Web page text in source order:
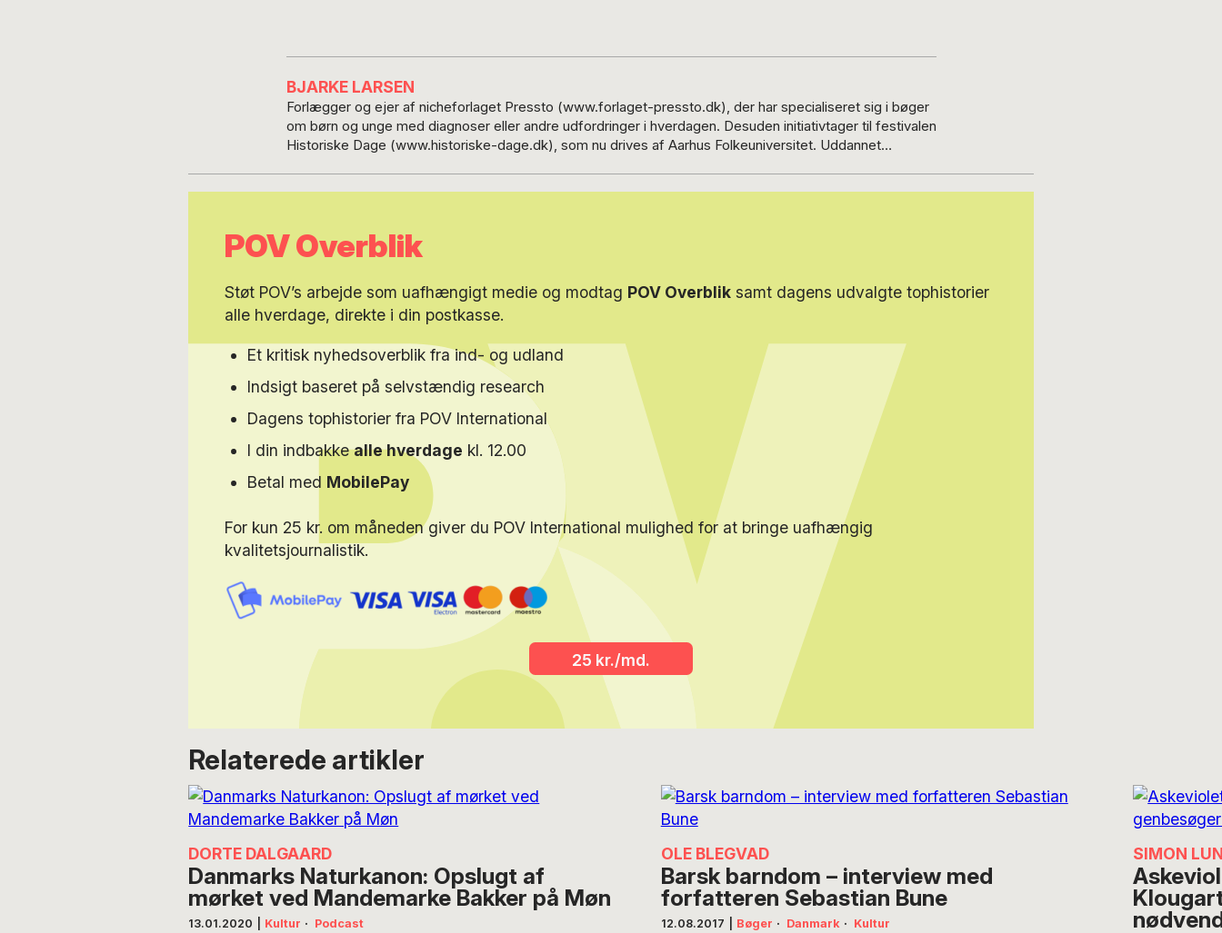
BJARKE LARSEN
Forlægger og ejer af nicheforlaget Pressto (www.forlaget-pressto.dk), der har specialiseret sig i bøger
om børn og unge med diagnoser eller andre udfordringer i hverdagen. Desuden initiativtager til festivalen
Historiske Dage (www.historiske-dage.dk), som nu drives af Aarhus Folkeuniversitet. Uddannet
amtsråd i en periode og som redaktør af partiets medlemsblad. Han har været medlem af
Socialdemokratiet, men i dag er han partiløs. I en menneskealder boede han i Sønderborg, hvor han bl.a.
Sydhavnen.
POV Overblik
Støt POV’s arbejde som uafhængigt medie og modtag POV Overbliksamt dagens udvalgte tophistorier
alle hverdage, direkte i din postkasse.
Et kritisk nyhedsoverblik fra ind- og udland
Indsigt baseret på selvstændig research
Dagens tophistorier fra POV International
I din indbakkealle hverdage kl. 12.00
Betal med MobilePay
For kun 25 kr. om måneden giver du POV International mulighed for at bringe uafhængig
kvalitetsjournalistik.
25 kr./md.
Relaterede artikler
DORTE DALGAARD
Danmarks Naturkanon: Opslugt af
mørket ved Mandemarke Bakker på Møn
13.01.2020 Kultur · Podcast
OLE BLEGVAD
Barsk barndom – interview med
forfatteren Sebastian Bune
12.08.2017 Bøger · Danmark · Kultur
SIMON